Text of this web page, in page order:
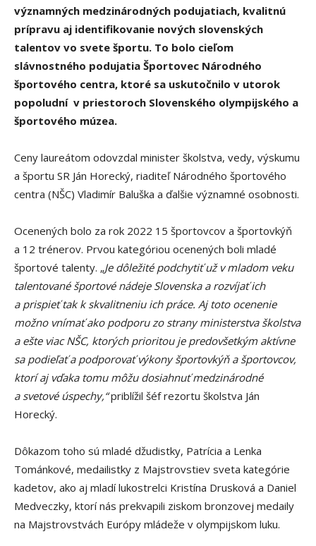
významných medzinárodných podujatiach, kvalitnú
prípravu aj identifikovanie nových slovenských
talentov vo svete športu. To bolo cieľom
slávnostného podujatia Športovec Národného
športového centra, ktoré sa uskutočnilo v utorok
popoludní v priestoroch Slovenského olympijského a
športového múzea.
Ceny laureátom odovzdal minister školstva, vedy, výskumu
a športu SR Ján Horecký, riaditeľ Národného športového
centra (NŠC) Vladimír Baluška a ďalšie významné osobnosti.
Ocenených bolo za rok 2022 15 športovcov a športovkýň
a 12 trénerov. Prvou kategóriou ocenených boli mladé
športové talenty. „Je dôležité podchytiť už v mladom veku
talentované športové nádeje Slovenska a rozvíjať ich
a prispieť tak k skvalitneniu ich práce. Aj toto ocenenie
možno vnímať ako podporu zo strany ministerstva školstva
a ešte viac NŠC, ktorých prioritou je predovšetkým aktívne
sa podieľať a podporovať výkony športovkýň a športovcov,
ktorí aj vďaka tomu môžu dosiahnuť medzinárodné
a svetové úspechy,“priblížil šéf rezortu školstva Ján
Horecký.
Dôkazom toho sú mladé džudistky, Patrícia a Lenka
Tománkové, medailistky z Majstrovstiev sveta kategórie
kadetov, ako aj mladí lukostrelci Kristína Drusková a Daniel
Medveczky, ktorí nás prekvapili ziskom bronzovej medaily
na Majstrovstvách Európy mládeže v olympijskom luku.